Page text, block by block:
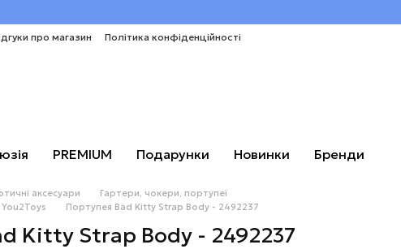
про магазин Політика конфіденційності
PREMIUM Подарунки Новинки Бренди
аксесуари
Гартери, чокери, портупеї
Портупея Bad Kitty Strap Body - 2492237
Kitty Strap Body - 2492237